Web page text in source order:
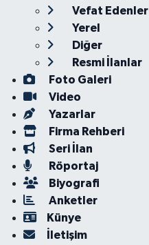
Vefat Edenler
Yerel
Diğer
Resmi İlanlar
Foto Galeri
Video
Yazarlar
Firma Rehberi
Seri İlan
Röportaj
Biyografi
Anketler
Künye
İletişim